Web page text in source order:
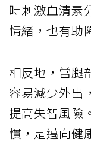
時刺激血清素
情緒，也有助
相反地，當腿
容易減少外出
提高失智風險
慣，是邁向健